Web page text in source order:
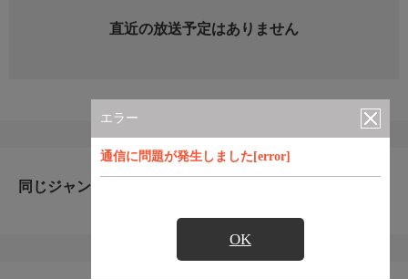
エラー
通信に問題が発生しました[error]
OK
直近の放送予定はありません
同じジャンルのおすすめ番組